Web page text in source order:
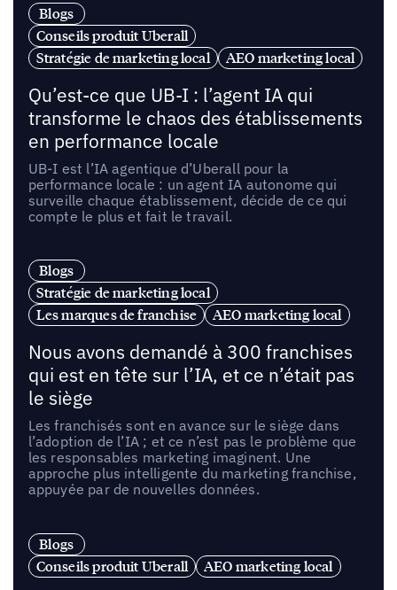
Blogs
Conseils produit Uberall
Stratégie de marketing local
AEO marketing local
Qu’est-ce que UB-I : l’agent IA qui
transforme le chaos des établissements
en performance locale
UB-I est l’IA agentique d’Uberall pour la
performance locale : un agent IA autonome qui
surveille chaque établissement, décide de ce qui
compte le plus et fait le travail.
Blogs
Stratégie de marketing local
Les marques de franchise
AEO marketing local
Nous avons demandé à 300 franchises
qui est en tête sur l’IA, et ce n’était pas
le siège
Les franchisés sont en avance sur le siège dans
l’adoption de l’IA ; et ce n’est pas le problème que
les responsables marketing imaginent. Une
approche plus intelligente du marketing franchise,
appuyée par de nouvelles données.
Blogs
Conseils produit Uberall
AEO marketing local